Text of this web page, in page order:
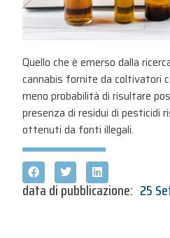
Quello che è emerso dalla
cannabis fornite da coltivatori
meno probabilità di risultare
presenza di residui di pesticidi
ottenuti da fonti illegali.
data di pubblicazione: 25